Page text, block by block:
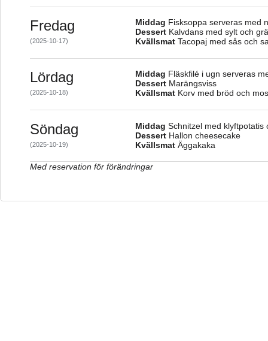
Fredag
(2025-10-17)
Middag Fisksoppa serveras med
Dessert Kalvdans med sylt och
Kvällsmat Tacopaj med sås och
Lördag
(2025-10-18)
Middag Fläskfilé i ugn serveras
Dessert Marängsviss
Kvällsmat Korv med bröd och mos
Söndag
(2025-10-19)
Middag Schnitzel med klyftpotatis
Dessert Hallon cheesecake
Kvällsmat Äggakaka
Med reservation för förändringar